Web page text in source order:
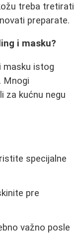
treba tretirati
preparate.
i masku?
masku istog
Mnogi
za kućnu negu
specijalne
pre
važno posle